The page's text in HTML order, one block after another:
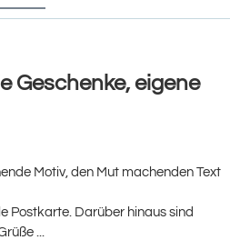
Geschenke, eigene
Motiv, den Mut machenden Text
Postkarte. Darüber hinaus sind
...